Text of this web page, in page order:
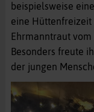
beispielsweise
eine Hüttenfreizeit
Ehrmanntraut vom
Besonders freute
der jungen